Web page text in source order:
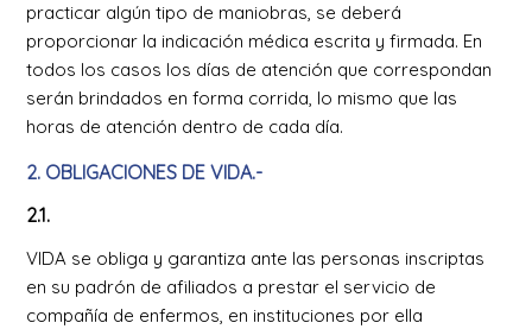
practicar algún tipo de maniobras, se deberá
proporcionar la indicación médica escrita y firmada. En
todos los casos los días de atención que correspondan
serán brindados en forma corrida, lo mismo que las
horas de atención dentro de cada día.
2. OBLIGACIONES DE VIDA.-
2.1.
VIDA se obliga y garantiza ante las personas inscriptas
en su padrón de afiliados a prestar el servicio de
compañía de enfermos, en instituciones por ella